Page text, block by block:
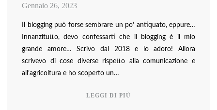
Gennaio 26, 2023
Il blogging può forse sembrare un po’ antiquato, eppure…
Innanzitutto, devo confessarti che il blogging è il mio
grande amore… Scrivo dal 2018 e lo adoro! Allora
scrivevo di cose diverse rispetto alla comunicazione e
all’agricoltura e ho scoperto un…
LEGGI DI PIÙ